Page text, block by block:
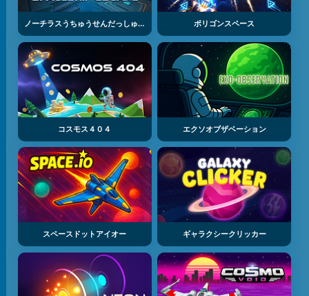
ノーチラスうちゅうせんだっしゅつパズル ポリゴンスペース
コスモス４０４ エクソオブザベーション
スペースドットアイオー ギャラクシークリッカー